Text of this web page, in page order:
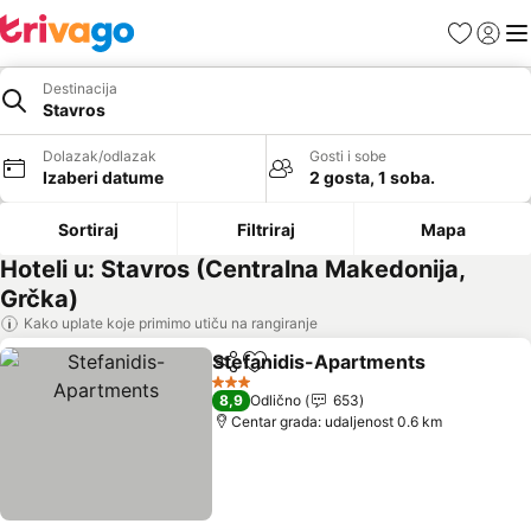
FavoritiPrijavi
Destinacija
Stavros
Dolazak/odlazak
Izaberi datume
Gosti i sobe
2 gosta, 1 soba.
Sortiraj Filtriraj Mapa
Hoteli u: Stavros (Centralna Makedonija,
Grčka)
Kako uplate koje primimo utiču na rangiranje
Deli Dodati u favorite
Stefanidis-Apartments
3 Zvezdice
8,9 Odlično
653
Centar grada: udaljenost 0.6 km